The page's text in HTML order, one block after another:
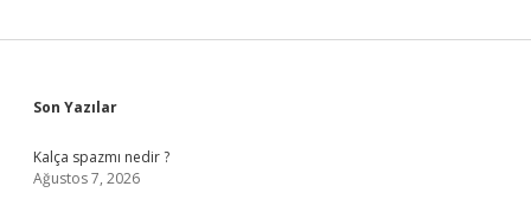
Sidebar
Son Yazılar
Kalça spazmı nedir ?
Ağustos 7, 2026